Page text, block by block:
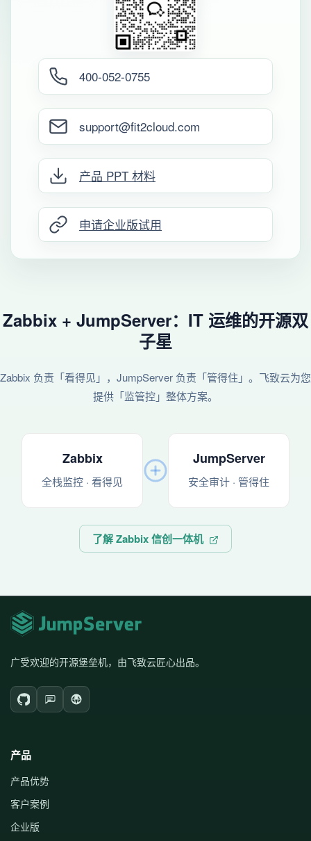
400-052-0755
support@fit2cloud.com
产品 PPT 材料
申请企业版试用
Zabbix + JumpServer：IT 运维的开源双
子星
Zabbix 负责「看得见」，JumpServer 负责「管得住」。飞致云为您
提供「监管控」整体方案。
Zabbix
全栈监控 · 看得见
JumpServer
安全审计 · 管得住
了解 Zabbix 信创一体机
广受欢迎的开源堡垒机，由飞致云匠心出品。
产品
产品优势
客户案例
企业版